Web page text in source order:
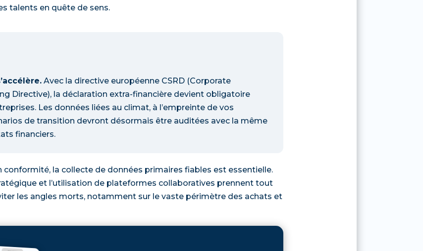
talents en quête de sens.
Avec la directive européenne CSRD (Corporate
Directive), la déclaration extra-financière devient obligatoire
Les données liées au climat, à l’empreinte de vos
de transition devront désormais être auditées avec la même
financiers.
conformité, la collecte de données primaires fiables est essentielle.
et l’utilisation de plateformes collaboratives prennent tout
les angles morts, notamment sur le vaste périmètre des achats et